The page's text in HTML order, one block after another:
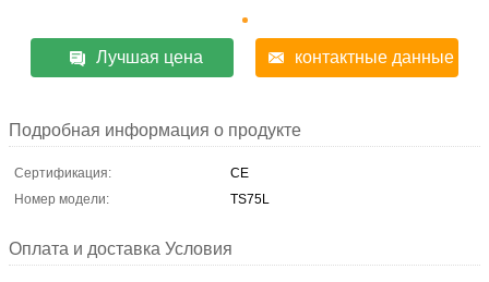
Лучшая цена контактные данные
Подробная информация о продукте
Сертификация:
CE
Номер модели:
TS75L
Оплата и доставка Условия